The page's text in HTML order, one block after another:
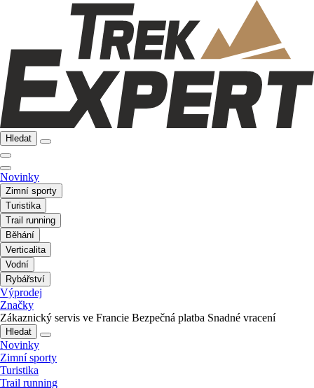
Hledat
Novinky
Zimní sporty
Turistika
Trail running
Běhání
Verticalita
Vodní
Rybářství
Výprodej
Značky
Zákaznický servis ve Francie Bezpečná platba Snadné vracení
Hledat
Novinky
Zimní sporty
Turistika
Trail running